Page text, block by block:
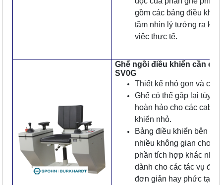
gồm các bảng điều
tầm nhìn lý tưởng ra
việc thực tế.
Ghế ngồi điều khiển cần
SV0G
Thiết kế nhỏ gọn và
Ghế có thể gập lại tùy
hoàn hảo cho các cabin
khiển nhỏ.
Bảng điều khiển bên
nhiều không gian cho
phần tích hợp khác
dành cho các tác vụ
đơn giản hay phức tạp.